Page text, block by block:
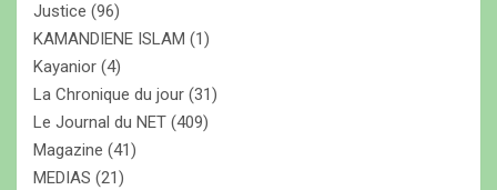
Justice (96)
KAMANDIENE ISLAM (1)
Kayanior (4)
La Chronique du jour (31)
Le Journal du NET (409)
Magazine (41)
MEDIAS (21)